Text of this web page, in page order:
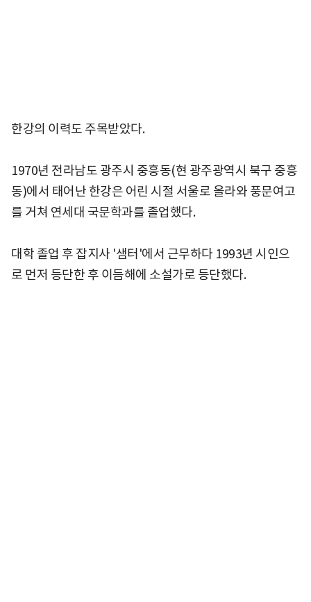
한강의 이력도 주목받았다.
1970년 전라남도 광주시 중흥동(현 광주광역시 북구 중흥
동)에서 태어난 한강은 어린 시절 서울로 올라와 풍문여고
를 거쳐 연세대 국문학과를 졸업했다.
대학 졸업 후 잡지사 '샘터'에서 근무하다 1993년 시인으
로 먼저 등단한 후 이듬해에 소설가로 등단했다.